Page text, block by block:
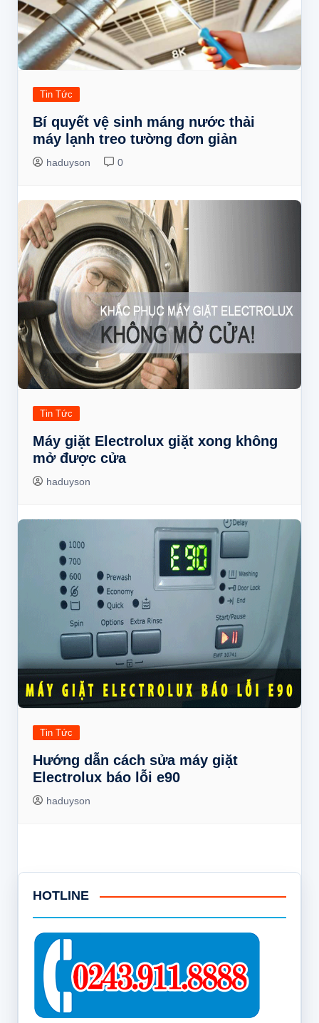
Tin Tức
Bí quyết vệ sinh máng nước thải
máy lạnh treo tường đơn giản
haduyson 0
Tin Tức
Máy giặt Electrolux giặt xong không
mở được cửa
haduyson
Tin Tức
Hướng dẫn cách sửa máy giặt
Electrolux báo lỗi e90
haduyson
HOTLINE